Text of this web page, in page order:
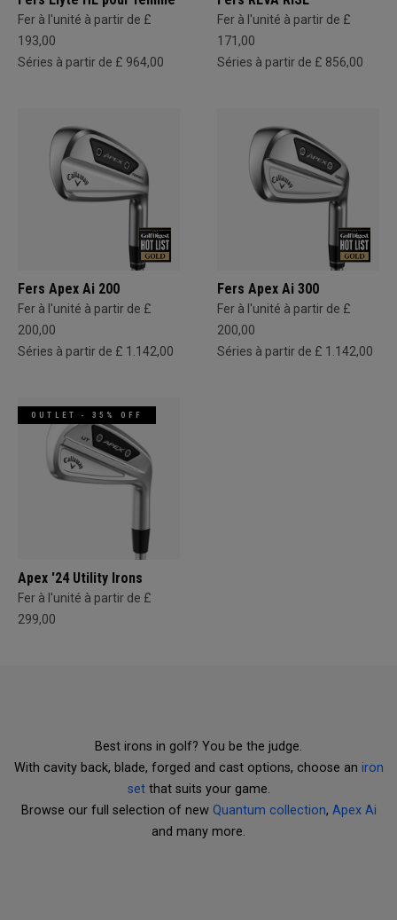
Fer à l'unité à partir de £
193,00
Séries à partir de £ 964,00
Fer à l'unité à partir de £
171,00
Séries à partir de £ 856,00
Fers Apex Ai 200
Fer à l'unité à partir de £
200,00
Séries à partir de £ 1.142,00
Fers Apex Ai 300
Fer à l'unité à partir de £
200,00
Séries à partir de £ 1.142,00
OUTLET - 35% OFF
Apex '24 Utility Irons
Fer à l'unité à partir de £
299,00
Best irons in golf? You be the judge.
With cavity back, blade, forged and cast options, choose an iron
setthat suits your game.
Browse our full selection of new Quantum collection, Apex Ai
and many more.